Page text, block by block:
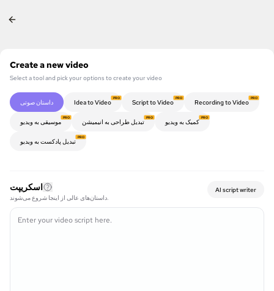
Create a new video
Select a tool and pick your options to create your video
داستان صوتی Idea to Video
PRO
Script to Video
PRO
Recording to Video
PRO
موسیقی به ویدیو
PRO
تبدیل طراحی به انیمیشن
PRO
کمیک به ویدیو
PRO
تبدیل پادکست به ویدیو
PRO
اسکریپت
داستان‌های عالی از اینجا شروع می‌شوند.
AI script writer